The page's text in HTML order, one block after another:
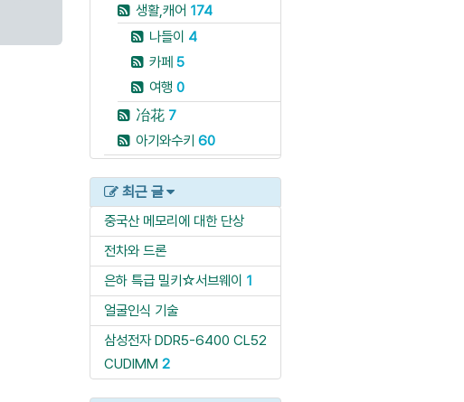
생활,캐어 174
나들이 4
카페 5
여행 0
冶花 7
아기와수키 60
최근 글
중국산 메모리에 대한 단상
전차와 드론
은하 특급 밀키☆서브웨이 1
얼굴인식 기술
삼성전자 DDR5-6400 CL52
CUDIMM 2